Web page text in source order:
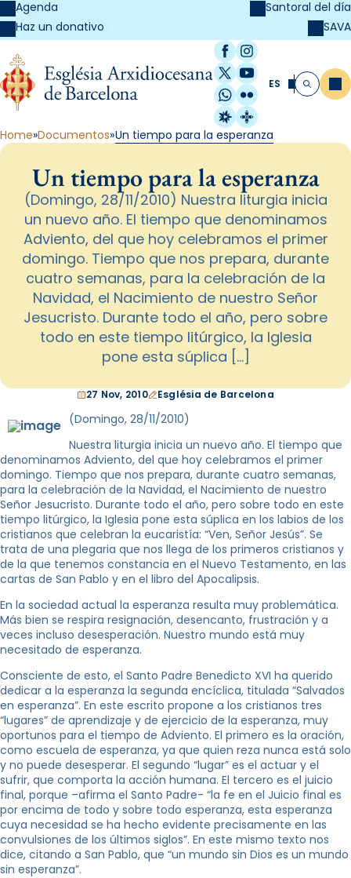
Agenda
Haz un donativo
Santoral del día
SAVA
Facebook
Instagram
X / Twitter
YouTube
WhatsApp
Flickr
Radio Estel
Catalunya
ES Buscar
Home Documentos Un tiempo para la esperanza
Un tiempo para la esperanza
(Domingo, 28/11/2010) Nuestra liturgia inicia
un nuevo año. El tiempo que denominamos
Adviento, del que hoy celebramos el primer
domingo. Tiempo que nos prepara, durante
cuatro semanas, para la celebración de la
Navidad, el Nacimiento de nuestro Señor
Jesucristo. Durante todo el año, pero sobre
todo en este tiempo litúrgico, la Iglesia
pone esta súplica […]
27 Nov, 2010 Església de Barcelona
(Domingo, 28/11/2010)
Nuestra liturgia inicia un nuevo año. El tiempo que
denominamos Adviento, del que hoy celebramos el primer
domingo. Tiempo que nos prepara, durante cuatro semanas,
para la celebración de la Navidad, el Nacimiento de nuestro
Señor Jesucristo. Durante todo el año, pero sobre todo en este
tiempo litúrgico, la Iglesia pone esta súplica en los labios de los
cristianos que celebran la eucaristía: “Ven, Señor Jesús”. Se
trata de una plegaria que nos llega de los primeros cristianos y
de la que tenemos constancia en el Nuevo Testamento, en las
cartas de San Pablo y en el libro del Apocalipsis.
En la sociedad actual la esperanza resulta muy problemática.
Más bien se respira resignación, desencanto, frustración y a
veces incluso desesperación. Nuestro mundo está muy
necesitado de esperanza.
Consciente de esto, el Santo Padre Benedicto XVI ha querido
dedicar a la esperanza la segunda encíclica, titulada “Salvados
en esperanza”. En este escrito propone a los cristianos tres
“lugares” de aprendizaje y de ejercicio de la esperanza, muy
oportunos para el tiempo de Adviento. El primero es la oración,
como escuela de esperanza, ya que quien reza nunca está solo
y no puede desesperar. El segundo “lugar” es el actuar y el
sufrir, que comporta la acción humana. El tercero es el juicio
final, porque –afirma el Santo Padre- “la fe en el Juicio final es
por encima de todo y sobre todo esperanza, esta esperanza
cuya necesidad se ha hecho evidente precisamente en las
convulsiones de los últimos siglos”. En este mismo texto nos
dice, citando a San Pablo, que “un mundo sin Dios es un mundo
sin esperanza”.